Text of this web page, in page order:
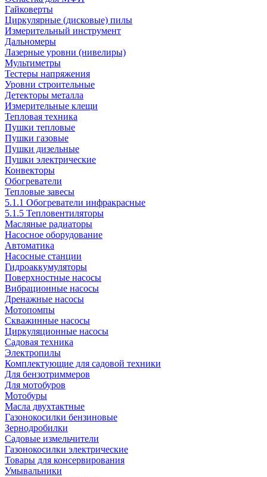
Гайковерты
Циркулярные (дисковые) пилы
Измерительный инструмент
Дальномеры
Лазерные уровни (нивелиры)
Мультиметры
Тестеры напряжения
Уровни строительные
Детекторы металла
Измерительные клещи
Тепловая техника
Пушки тепловые
Пушки газовые
Пушки дизельные
Пушки электрические
Конвекторы
Обогреватели
Тепловые завесы
5.1.1 Обогреватели инфракрасные
5.1.5 Тепловентиляторы
Масляные радиаторы
Насосное оборудование
Автоматика
Насосные станции
Гидроаккумуляторы
Поверхностные насосы
Вибрационные насосы
Дренажные насосы
Мотопомпы
Скважинные насосы
Циркуляционные насосы
Садовая техника
Электропилы
Комплектующие для садовой техники
Для бензотриммеров
Для мотобуров
Мотобуры
Масла двухтактные
Газонокосилки бензиновые
Зернодробилки
Садовые измельчители
Газонокосилки электрические
Товары для консервирования
Умывальники